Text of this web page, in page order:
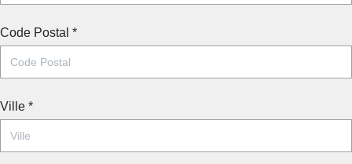
Code Postal *
Ville *